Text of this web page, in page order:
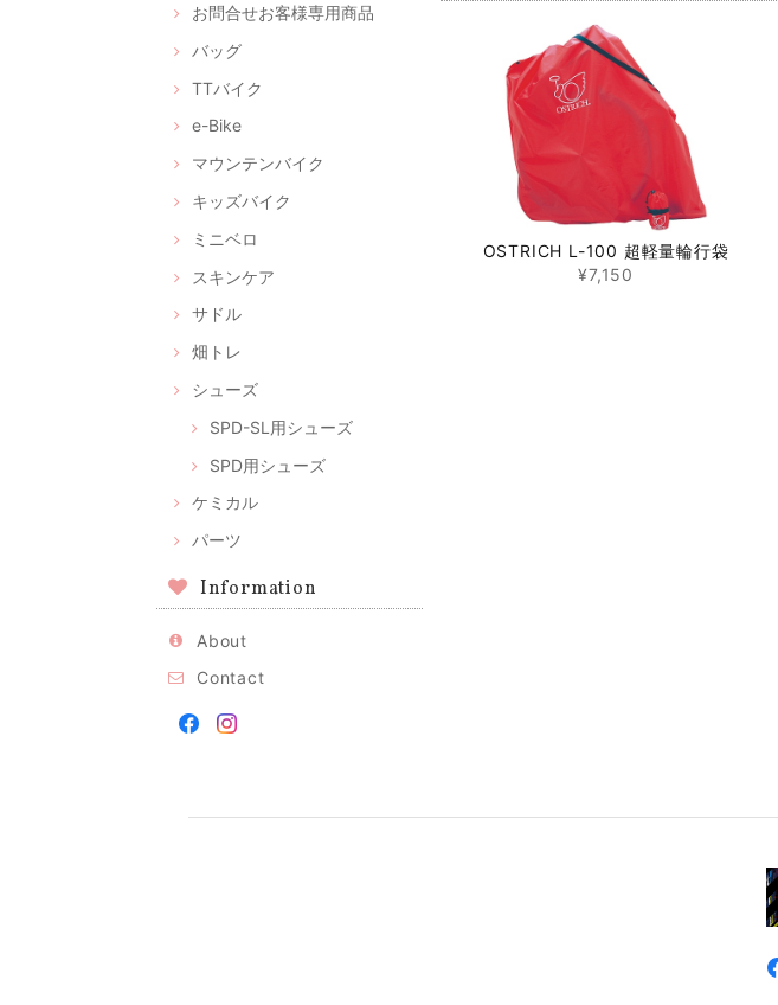
お問合せお客様専用商品
バッグ
TTバイク
e-Bike
マウンテンバイク
キッズバイク
ミニベロ
スキンケア
サドル
畑トレ
シューズ
SPD-SL用シューズ
SPD用シューズ
ケミカル
パーツ
Information
About
Contact
OSTRICH L-100 超軽量輪行袋
¥7,150